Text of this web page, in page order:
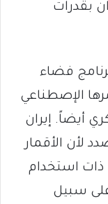
بقدرات
فضاء
الإصطناعي
أيضاً. إيران
لأن الأقمار
ذات استخدام
على سبيل